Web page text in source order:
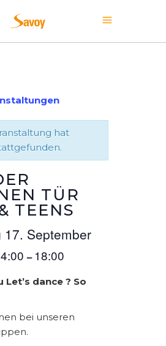
hat
TÜR
TEENS
17. September
– 18:00
Let’s dance ? So
bei unseren